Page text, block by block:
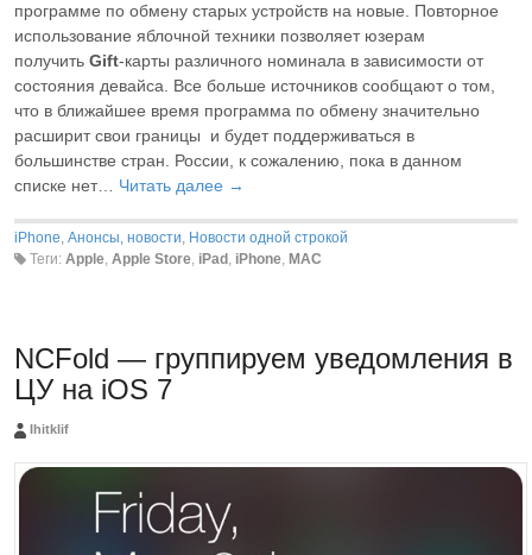
программе по обмену старых устройств на новые. Повторное
использование яблочной техники позволяет юзерам
получить Gift-карты различного номинала в зависимости от
состояния девайса. Все больше источников сообщают о том,
что в ближайшее время программа по обмену значительно
расширит свои границы и будет поддерживаться в
большинстве стран. России, к сожалению, пока в данном
списке нет… Читать далее →
iPhone Анонсы, новости Новости одной строкой
Теги: Apple Apple Store iPad iPhone MAC
NCFold — группируем уведомления в
ЦУ на iOS 7
Ihitklif